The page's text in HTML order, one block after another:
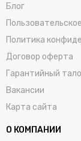
Блог
Политика
Договор оферта
Гарантийный
Вакансии
Карта сайта
О КОМПАНИИ